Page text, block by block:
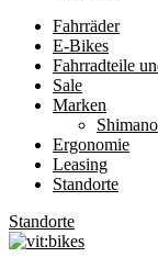
Fahrräder
E-Bikes
Fahrradteile
Sale
Marken
Shimano
Ergonomie
Leasing
Standorte
Standorte